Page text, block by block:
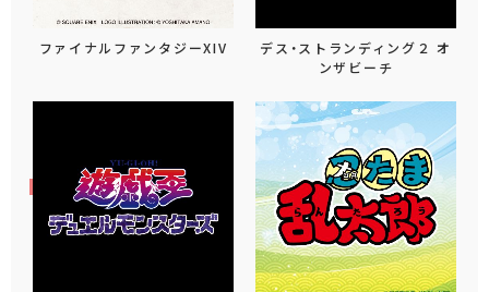
ファイナルファンタジーXIV
デス・ストランディング２ オ
ンザビーチ